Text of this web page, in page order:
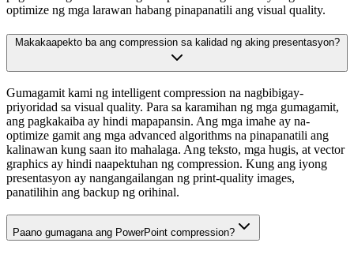
optimize ng mga larawan habang pinapanatili ang visual quality.
Makakaapekto ba ang compression sa kalidad ng aking presentasyon?
Gumagamit kami ng intelligent compression na nagbibigay-
priyoridad sa visual quality. Para sa karamihan ng mga gumagamit,
ang pagkakaiba ay hindi mapapansin. Ang mga imahe ay na-
optimize gamit ang mga advanced algorithms na pinapanatili ang
kalinawan kung saan ito mahalaga. Ang teksto, mga hugis, at vector
graphics ay hindi naapektuhan ng compression. Kung ang iyong
presentasyon ay nangangailangan ng print-quality images,
panatilihin ang backup ng orihinal.
Paano gumagana ang PowerPoint compression?